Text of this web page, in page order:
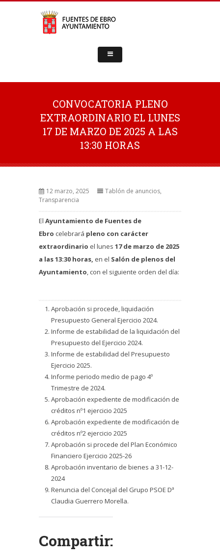
CONVOCATORIA PLENO
EXTRAORDINARIO EL LUNES
17 DE MARZO DE 2025 A LAS
13:30 HORAS
12 marzo, 2025 Tablón de anuncios,
Transparencia
El Ayuntamiento de Fuentes de
Ebro celebrará pleno con carácter
extraordinario el lunes 17 de marzo de 2025
a las 13:30 horas, en el Salón de plenos del
Ayuntamiento, con el siguiente orden del día:
Aprobación si procede, liquidación
Presupuesto General Ejercicio 2024.
Informe de estabilidad de la liquidación del
Presupuesto del Ejercicio 2024.
Informe de estabilidad del Presupuesto
Ejercicio 2025.
Informe periodo medio de pago 4º
Trimestre de 2024.
Aprobación expediente de modificación de
créditos nº1 ejercicio 2025
Aprobación expediente de modificación de
créditos nº2 ejercicio 2025
Aprobación si procede del Plan Económico
Financiero Ejercicio 2025-26
Aprobación inventario de bienes a 31-12-
2024
Renuncia del Concejal del Grupo PSOE Dª
Claudia Guerrero Morella.
Compartir: